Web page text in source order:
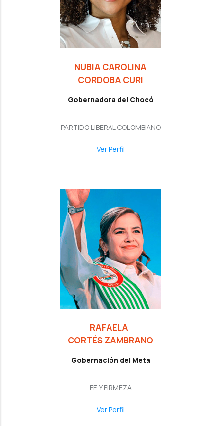
NUBIA CAROLINA
CORDOBA CURI
Gobernadora del Chocó
PARTIDO LIBERAL COLOMBIANO
Ver Perfil
RAFAELA
CORTÉS ZAMBRANO
Gobernación del Meta
FE Y FIRMEZA
Ver Perfil